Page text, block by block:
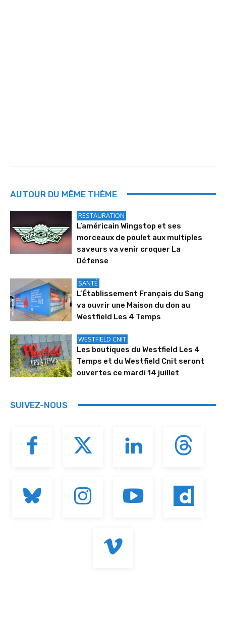
AUTOUR DU MÊME THÈME
RESTAURATION
L’américain Wingstop et ses
morceaux de poulet aux multiples
saveurs va venir croquer La
Défense
SANTÉ
L’Établissement Français du Sang
va ouvrir une Maison du don au
Westfield Les 4 Temps
WESTFIELD CNIT
Les boutiques du Westfield Les 4
Temps et du Westfield Cnit seront
ouvertes ce mardi 14 juillet
SUIVEZ-NOUS